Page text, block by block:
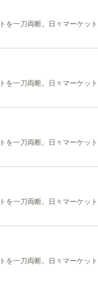
を一刀両断。日々マーケッ
を一刀両断。日々マーケッ
を一刀両断。日々マーケッ
を一刀両断。日々マーケッ
を一刀両断。日々マーケッ